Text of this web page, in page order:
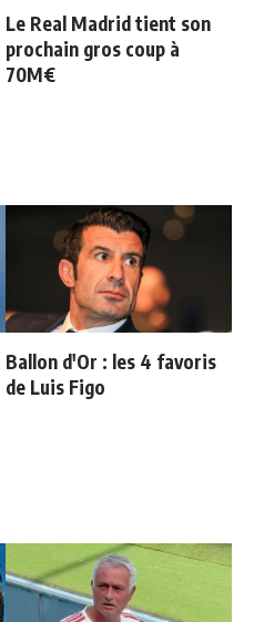
Le Real Madrid tient son
prochain gros coup à
70M€
Ballon d'Or : les 4 favoris
de Luis Figo